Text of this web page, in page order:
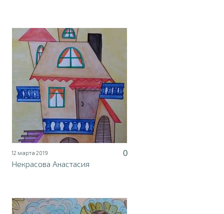
12 марта 2019
0
Некрасова Анастасия